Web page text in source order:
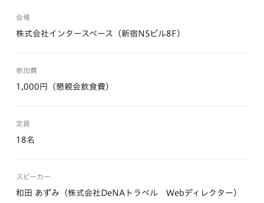
会場
株式会社インタースペース（新宿NSビル8F）
参加費
1,000円（懇親会飲食費）
定員
18名
スピーカー
和田 あずみ（株式会社DeNAトラベル Webディレクター）